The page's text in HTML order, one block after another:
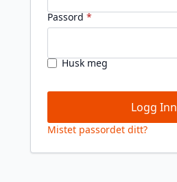
Passord *Påkrevd
Husk meg
Logg Inn
Mistet passordet ditt?